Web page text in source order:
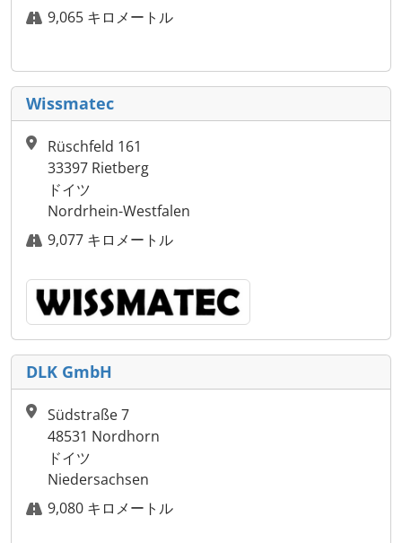
9,065 キロメートル
Wissmatec
Rüschfeld 161
33397 Rietberg
ドイツ
Nordrhein-Westfalen
9,077 キロメートル
DLK GmbH
Südstraße 7
48531 Nordhorn
ドイツ
Niedersachsen
9,080 キロメートル